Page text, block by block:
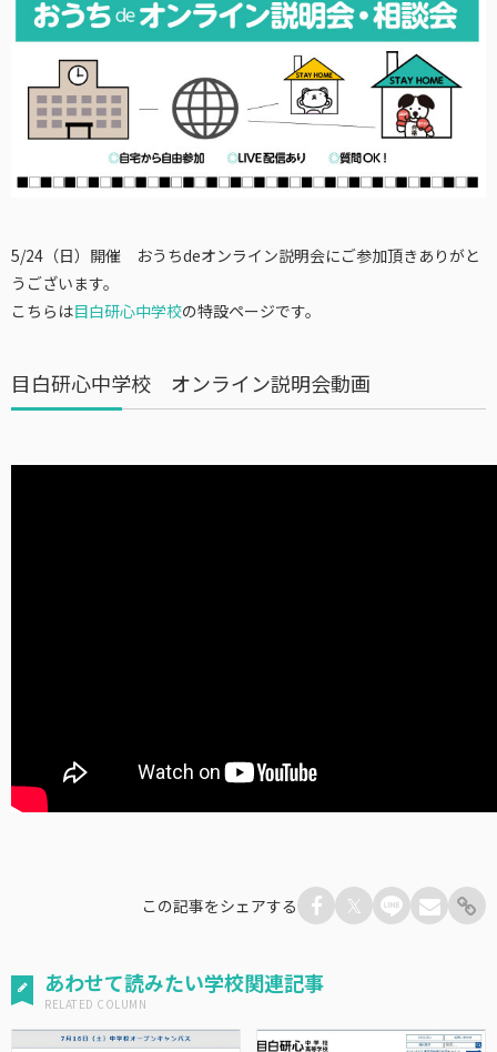
5/24（日）開催 おうちdeオンライン説明会にご参加頂きありがと
うございます。
こちらは目白研心中学校の特設ページです。
目白研心中学校 オンライン説明会動画
この記事をシェアする
あわせて読みたい学校関連記事